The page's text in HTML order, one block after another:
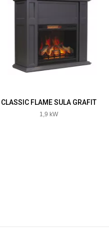
CLASSIC FLAME SULA GRAFIT
1,9 kW